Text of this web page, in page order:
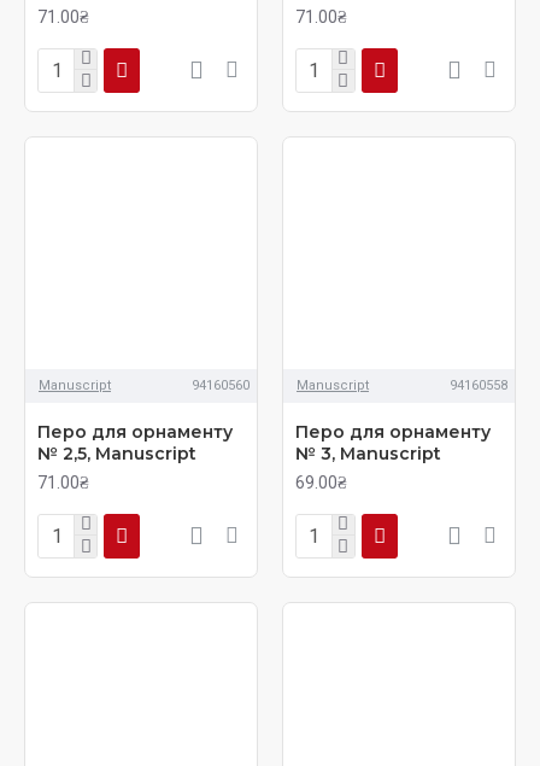
71.00₴ 71.00₴
Manuscript 94160560
Перо для орнаменту
№ 2,5, Manuscript
71.00₴
Manuscript 94160558
Перо для орнаменту
№ 3, Manuscript
69.00₴